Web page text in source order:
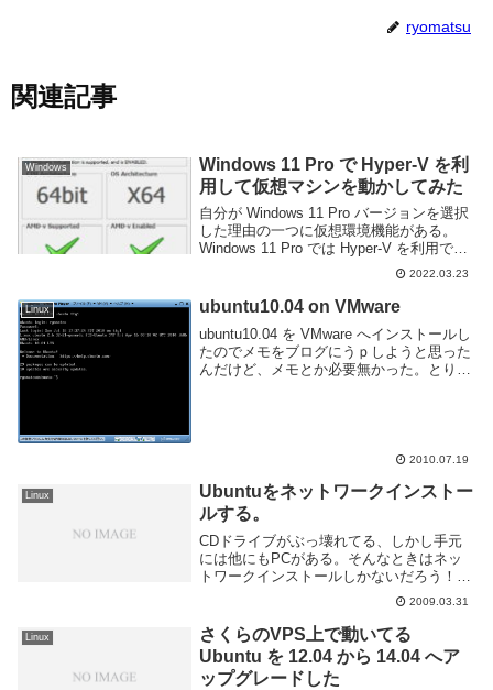
ryomatsu
関連記事
Windows
Windows 11 Pro で Hyper-V を利
用して仮想マシンを動かしてみた
自分が Windows 11 Pro バージョンを選択
した理由の一つに仮想環境機能がある。
Windows 11 Pro では Hyper-V を利用でき
るため、少し設定するだけで簡単に仮想マ
シンを実行できる。Hyper-V を利用する準
備ま...
2022.03.23
Linux ubuntu10.04 on VMware
ubuntu10.04 を VMware へインストールし
たのでメモをブログにうｐしようと思った
んだけど、メモとか必要無かった。とりあ
2010.07.19
Linux
Ubuntuをネットワークインストー
ルする。
CDドライブがぶっ壊れてる、しかし手元
には他にもPCがある。そんなときはネッ
トワークインストールしかないだろう！と
いうわけで初めてやってみた。こちらの
URLを参考にしました。ありがとうござい
ます。:X40 マシンに PXE ブートで Ubu...
2009.03.31
Linux
さくらのVPS上で動いてる
Ubuntu を 12.04 から 14.04 へア
ップグレードした